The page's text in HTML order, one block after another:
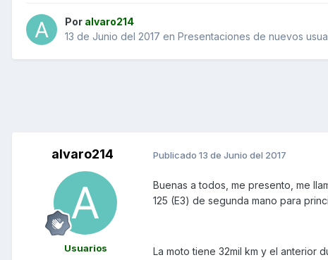
Por alvaro214
13 de Junio del 2017 en Presentaciones de nuevos
alvaro214
Usuarios
Publicado 13 de Junio del 2017
Buenas a todos, me presento, me
125 (E3) de segunda mano para
La moto tiene 32mil km y el anterior